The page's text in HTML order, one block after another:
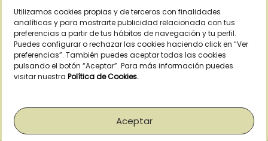
Utilizamos cookies propias y de terceros con finalidades
analíticas y para mostrarte publicidad relacionada con tus
preferencias a partir de tus hábitos de navegación y tu perfil.
Puedes configurar o rechazar las cookies haciendo click en “Ver
preferencias”. También puedes aceptar todas las cookies
pulsando el botón “Aceptar”. Para más información puedes
visitar nuestra Política de Cookies.
Aceptar
Reconocimientos
|Aviso legal|Política de privacidad|Política de cookies|Derecho de
desistimiento